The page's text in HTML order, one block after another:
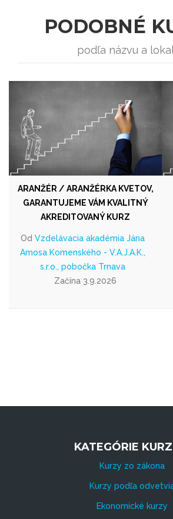
PODOBNÉ
podľa názvu a
ARANŽÉR / ARANŽÉRKA KVETOV,
GARANTUJEME VÁM KVALITNÝ
AKREDITOVANÝ KURZ
Od Vzdelávacia akadémia Jána
Amosa Komenského - V.A.J.A.K.,
s.r.o., pobočka Trnava
Začína 3.9.2026
KATEGÓRIE
Kurzy zo zákona
Kurzy podľa
Ekonomické kurzy